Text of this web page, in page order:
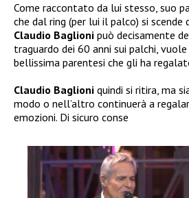
Come raccontato da lui stesso, suo
che dal ring (per lui il palco) si scende
Claudio Baglioni può decisamente
traguardo dei 60 anni sui palchi,
bellissima parentesi che gli ha
Claudio Baglioni quindi si ritira, ma
modo o nell’altro continuerà a
emozioni. Di sicuro conse